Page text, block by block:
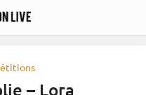
– Lora